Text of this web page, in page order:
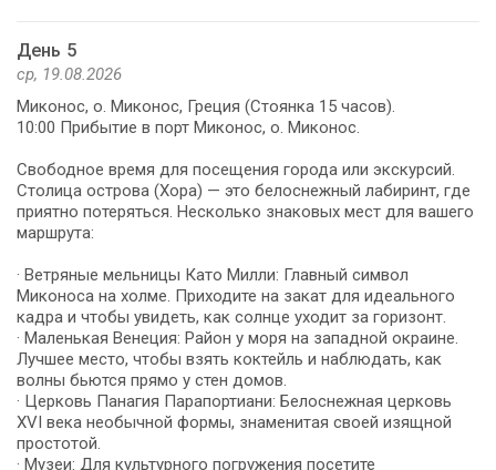
День 5
ср, 19.08.2026
Миконос, о. Миконос, Греция (Стоянка 15 часов).
10:00 Прибытие в порт Миконос, о. Миконос.
Свободное время для посещения города или экскурсий.
Столица острова (Хора) — это белоснежный лабиринт, где
приятно потеряться. Несколько знаковых мест для вашего
маршрута:
· Ветряные мельницы Като Милли: Главный символ
Миконоса на холме. Приходите на закат для идеального
кадра и чтобы увидеть, как солнце уходит за горизонт.
· Маленькая Венеция: Район у моря на западной окраине.
Лучшее место, чтобы взять коктейль и наблюдать, как
волны бьются прямо у стен домов.
· Церковь Панагия Парапортиани: Белоснежная церковь
XVI века необычной формы, знаменитая своей изящной
простотой.
· Музеи: Для культурного погружения посетите